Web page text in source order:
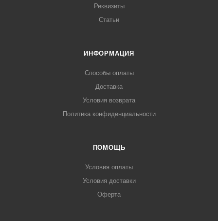
Реквизиты
Статьи
ИНФОРМАЦИЯ
Способы оплаты
Доставка
Условия возврата
Политика конфиденциальности
ПОМОЩЬ
Условия оплаты
Условия доставки
Оферта